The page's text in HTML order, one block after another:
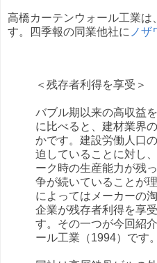
高橋カーテンウォール工業
す。四季報の同業他社に ノザ
＜残存者利得を享受＞
バブル期以来の高収益
に比べると、建材業界
かです。建設労働人口
迫していることに対し
ーク時の生産能力が残
争が続いていることが
によってはメーカーの
企業が残存者利得を享
す。その一つが今回紹
ール工業（1994）です。